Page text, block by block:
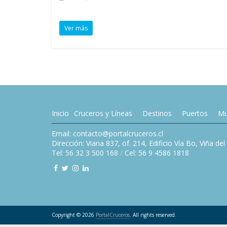
Ver más
Inicio Cruceros y Líneas Destinos Puertos
Email: contacto@portalcruceros.cl
Dirección: Viana 837, of. 214, Edificio Vía Bo, Viña
Tel: 56 32 3 500 168 / Cel: 56 9 4586 1818
Copyright © 2026 PortalCruceros. All rights reserved.